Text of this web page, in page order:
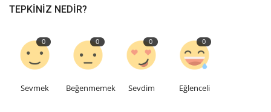
English Turkish
TEPKINIZ NEDIR?
0
Sevmek
0
Beğenmemek
0
Sevdim
0
Eğlenceli